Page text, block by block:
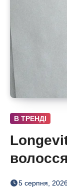
В ТРЕНДІ
нічну
5 серпня,